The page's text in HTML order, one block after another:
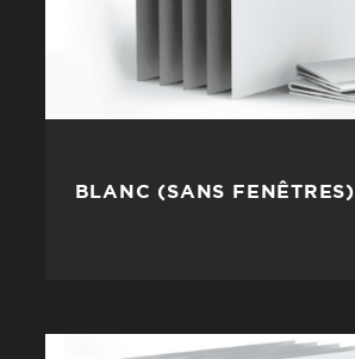
BLANC (SANS FENÊTRES)